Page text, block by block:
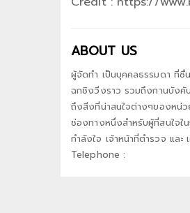
ABOUT US
ผู้จัดทำ เป็นบุคคลธรรมดา ที่ชื่
ฉกชิงวิ่งราว รวมถึงกานบังคั
ถึงสิ่งที่น่าสนใจต่างๆของหน่ว
ช่องทางหนึ่งสำหรับผู้ที่สนใจใ
กำลังใจ เจ้าหน้าที่ตำรวจ และ
Telephone :